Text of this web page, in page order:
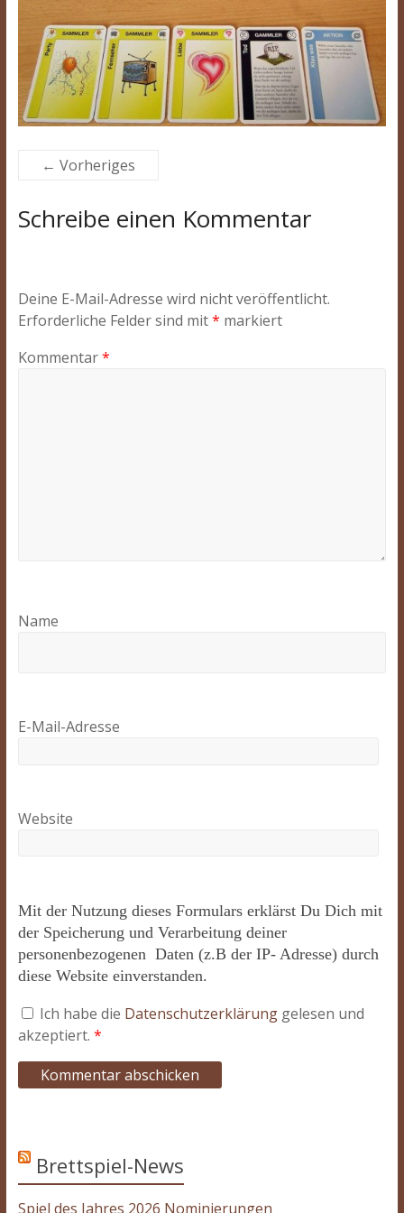
← Vorheriges
Schreibe einen Kommentar
Deine E-Mail-Adresse wird nicht veröffentlicht.
Erforderliche Felder sind mit* markiert
Kommentar*
Name
E-Mail-Adresse
Website
Mit der Nutzung dieses Formulars erklärst Du Dich mit
der Speicherung und Verarbeitung deiner
personenbezogenen Daten (z.B der IP- Adresse) durch
diese Website einverstanden.
Ich habe die Datenschutzerklärung gelesen und
akzeptiert. *
Brettspiel-News
Spiel des Jahres 2026 Nominierungen